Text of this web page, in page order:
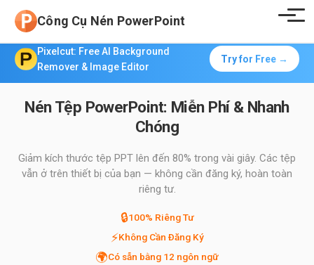
Công Cụ Nén PowerPoint
Pixelcut: Free AI Background
Remover & Image Editor
Try for Free →
Nén Tệp PowerPoint: Miễn Phí & Nhanh
Chóng
Giảm kích thước tệp PPT lên đến 80% trong vài giây. Các tệp
vẫn ở trên thiết bị của bạn — không cần đăng ký, hoàn toàn
riêng tư.
🔒100% Riêng Tư
⚡Không Cần Đăng Ký
🌍Có sẵn bằng 12 ngôn ngữ